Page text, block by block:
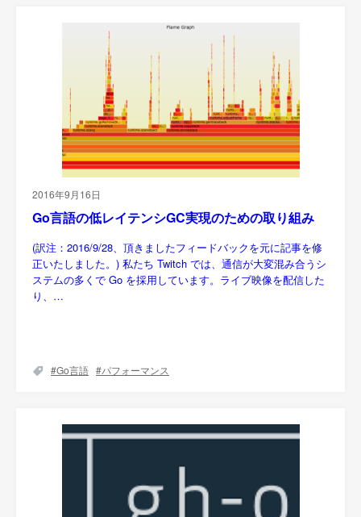
2016年9月16日
Go言語の低レイテンシGC実現のための取り組み
(訳注：2016/9/28、頂きましたフィードバックを元に記事を修
正いたしました。) 私たち Twitch では、通信が大変混み合うシ
ステムの多くで Go を採用しています。ライブ映像を配信した
り、…
Go言語 パフォーマンス